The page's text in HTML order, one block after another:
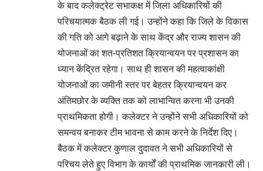
के बाद कलेक्ट्रेट सभाकक्ष में जिला अधिकारियों की
परिचयात्मक बैठक ली गई। उन्होंने कहा कि जिले के विकास
की गति को आगे बढ़ाने के साथ केंद्र और राज्य शासन की
योजनाओं का शत-प्रतिशत क्रियान्वयन पर प्रशासन का
ध्यान केंद्रित रहेगा। साथ ही शासन की महत्वाकांक्षी
योजनाओं का जमीनी स्तर पर बेहतर क्रियान्वयन कर
अंतिमछोर के व्यक्ति तक को लाभान्वित करना भी उनकी
प्राथमिकता होगी। कलेक्टर ने उन्होंने सभी अधिकारियों को
समन्वय बनाकर टीम भावना से काम करने के निर्देश दिए।
बैठक में कलेक्टर कुणाल दुदावत ने सभी अधिकारियों से
परिचय लेते हुए विभाग के कार्यों की प्राथमिक जानकारी ली।